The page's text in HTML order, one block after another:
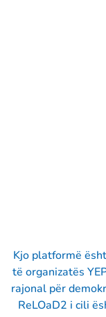
Kjo platformë
të organizatës
rajonal për
ReLOaD2 i cili